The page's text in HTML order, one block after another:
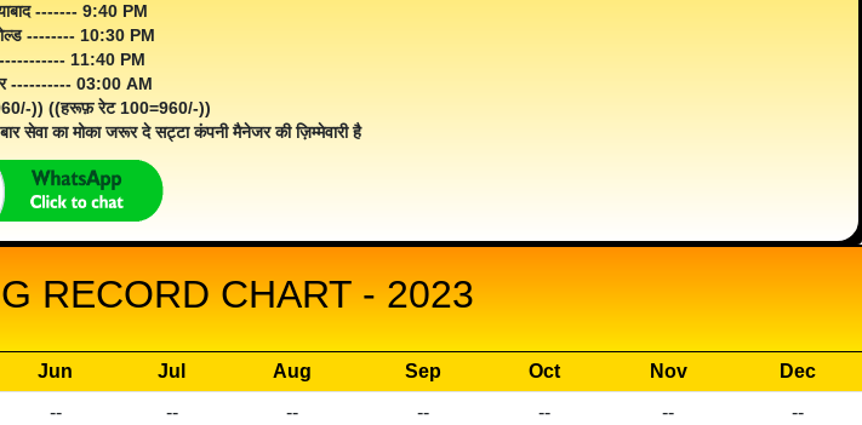
------- 9:40 PM
-------- 10:30 PM
----------- 11:40 PM
---------- 03:00 AM
)) ((हरूफ़ रेट 100=960/-))
सेवा का मोका जरूर दे सट्टा कंपनी मैनेजर की ज़िम्मेवारी है
RECORD CHART - 2023
Jun Jul Aug Sep Oct Nov
Dec
-- -- -- -- -- -- --